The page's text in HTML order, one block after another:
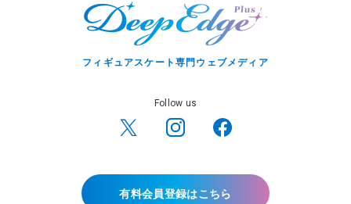
フィギュアスケート専門ウェブメディア
Follow us
有料会員登録はこちら